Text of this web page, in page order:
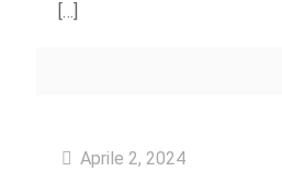
[…]
Aprile 2, 2024